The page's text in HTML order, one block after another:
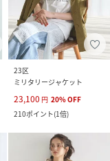
23区
ミリタリージャケット
23,100 円 20%OFF
210ポイント(1倍)